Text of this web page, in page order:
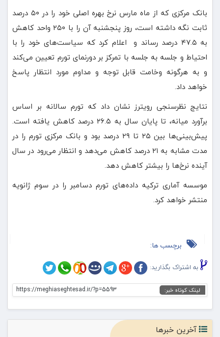
بانک مرکزی که از ماه مارس نرخ بهره اصلی خود را در ۵۰ درصد
ثابت نگه داشته است، روز پنجشنبه آن را با ۲۵۰ واحد کاهش
به ۴۷.۵ درصد رساند و اعلام کرد که سیاست‌های خود را با
احتیاط و جلسه به جلسه با تمرکز بر دورنمای تورم تعیین می‌کند
و به هرگونه وخامت قابل توجه و مداوم مورد انتظار پاسخ
خواهد داد.
نتایج نظرسنجی رویترز نشان داد که تورم سالانه بر اساس
برآورد میانه، تا پایان سال به ۲۶.۵ درصد کاهش یافته است.
پیش‌بینی‌ها بین ۲۵ تا ۲۹ درصد بود و بانک مرکزی تورم را در
مدت مشابه به ۲۱ درصد کاهش می‌دهد و انتظار می‌رود در سال
آینده نرخ‌ها را بیشتر کاهش دهد.
موسسه آماری ترکیه داده‌های تورم دسامبر را در سوم ژانویه
منتشر خواهد کرد.
برچسب ها:
به اشتراک بگذارید:
لینک کوتاه خبر: https://meghiaseghtesad.ir/?p=5593
آخرین خبرها